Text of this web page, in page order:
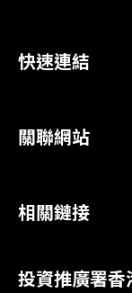
快速連結
關聯網站
相關鏈接
投資推廣署香